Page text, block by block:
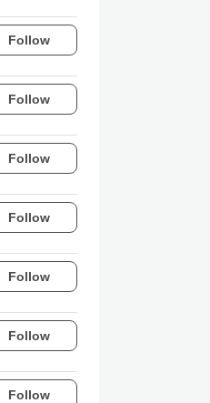
Follow
Follow
Follow
Follow
Follow
Follow
Follow